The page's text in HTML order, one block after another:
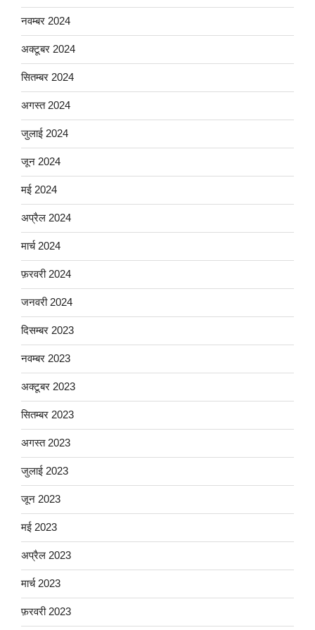
नवम्बर 2024
अक्टूबर 2024
सितम्बर 2024
अगस्त 2024
जुलाई 2024
जून 2024
मई 2024
अप्रैल 2024
मार्च 2024
फ़रवरी 2024
जनवरी 2024
दिसम्बर 2023
नवम्बर 2023
अक्टूबर 2023
सितम्बर 2023
अगस्त 2023
जुलाई 2023
जून 2023
मई 2023
अप्रैल 2023
मार्च 2023
फ़रवरी 2023